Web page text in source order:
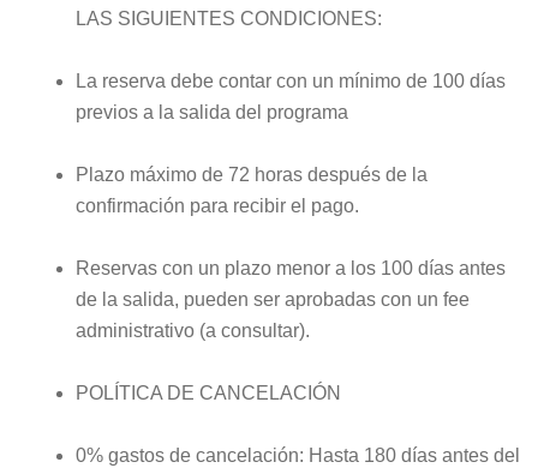
LAS SIGUIENTES CONDICIONES:
La reserva debe contar con un mínimo de 100 días
previos a la salida del programa
Plazo máximo de 72 horas después de la
confirmación para recibir el pago.
Reservas con un plazo menor a los 100 días antes
de la salida, pueden ser aprobadas con un fee
administrativo (a consultar).
POLÍTICA DE CANCELACIÓN
0% gastos de cancelación: Hasta 180 días antes del